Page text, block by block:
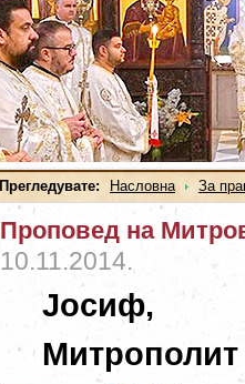
Прегледувате: Насловна За
Проповед на
10.11.2014.
Јосиф,
Митрополит